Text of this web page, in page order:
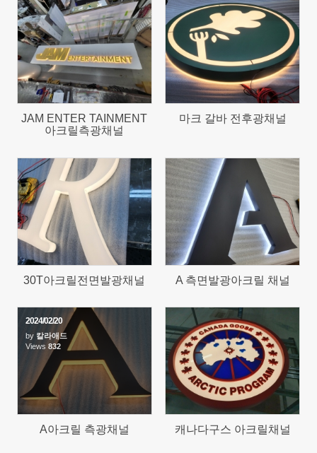
975
JAM ENTER TAINMENT
아크릴측광채널
687
마크 갈바 전후광채널
963
30T아크릴전면발광채널
906
A 측면발광아크릴 채널
2024/02/20
by 칼라애드
Views832
A아크릴 측광채널
722
캐나다구스 아크릴채널